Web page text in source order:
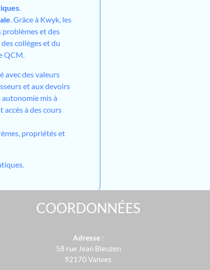
. Grâce à Kwyk, les
et des
collèges et du
QCM.
avec des valeurs
et aux devoirs
mis à
à des cours
propriétés et
COORDONNÉES
Adresse :
58 rue Jean Bleuzen
92170 Vanves